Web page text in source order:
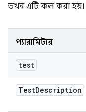
তখন এটি কল করা হয়।
প্যারামিটার
test
TestDescription